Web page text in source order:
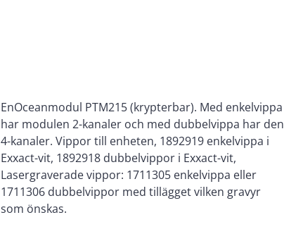
EnOceanmodul PTM215 (krypterbar). Med enkelvippa
har modulen 2-kanaler och med dubbelvippa har den
4-kanaler. Vippor till enheten, 1892919 enkelvippa i
Exxact-vit, 1892918 dubbelvippor i Exxact-vit,
Lasergraverade vippor: 1711305 enkelvippa eller
1711306 dubbelvippor med tillägget vilken gravyr
som önskas.